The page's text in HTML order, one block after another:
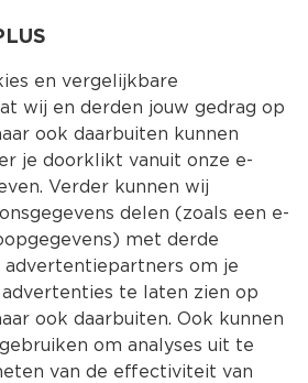
Kies jouw
Producten
en vergelijkbare
wij en derden jouw gedrag op
ook daarbuiten kunnen
je doorklikt vanuit onze e-
Verder kunnen wij
delen (zoals een e-
met derde
advertentiepartners om je
te laten zien op
ook daarbuiten. Ook kunnen
om analyses uit te
van de effectiviteit van